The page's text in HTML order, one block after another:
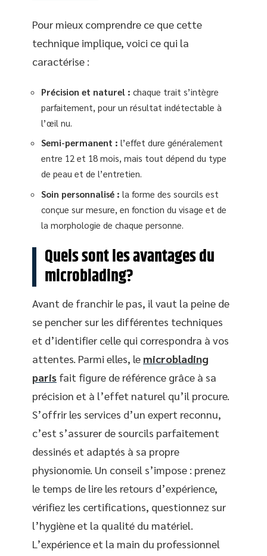
Pour mieux comprendre ce que cette
technique implique, voici ce qui la
caractérise :
Précision et naturel : chaque trait s’intègre
parfaitement, pour un résultat indétectable à
l’œil nu.
Semi-permanent : l’effet dure généralement
entre 12 et 18 mois, mais tout dépend du type
de peau et de l’entretien.
Soin personnalisé : la forme des sourcils est
conçue sur mesure, en fonction du visage et de
la morphologie de chaque personne.
Quels sont les avantages du
microblading?
Avant de franchir le pas, il vaut la peine de
se pencher sur les différentes techniques
et d’identifier celle qui correspondra à vos
attentes. Parmi elles, le microblading
paris fait figure de référence grâce à sa
précision et à l’effet naturel qu’il procure.
S’offrir les services d’un expert reconnu,
c’est s’assurer de sourcils parfaitement
dessinés et adaptés à sa propre
physionomie. Un conseil s’impose : prenez
le temps de lire les retours d’expérience,
vérifiez les certifications, questionnez sur
l’hygiène et la qualité du matériel.
L’expérience et la main du professionnel